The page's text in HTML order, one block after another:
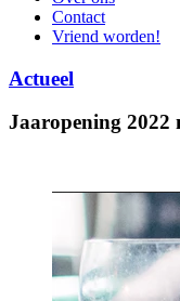
Contact
Vriend worden!
Actueel
Jaaropening